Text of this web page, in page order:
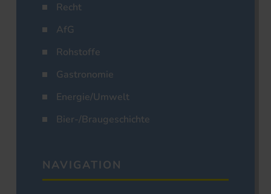
Recht
AfG
Rohstoffe
Gastronomie
Energie/Umwelt
Bier-/Braugeschichte
NAVIGATION